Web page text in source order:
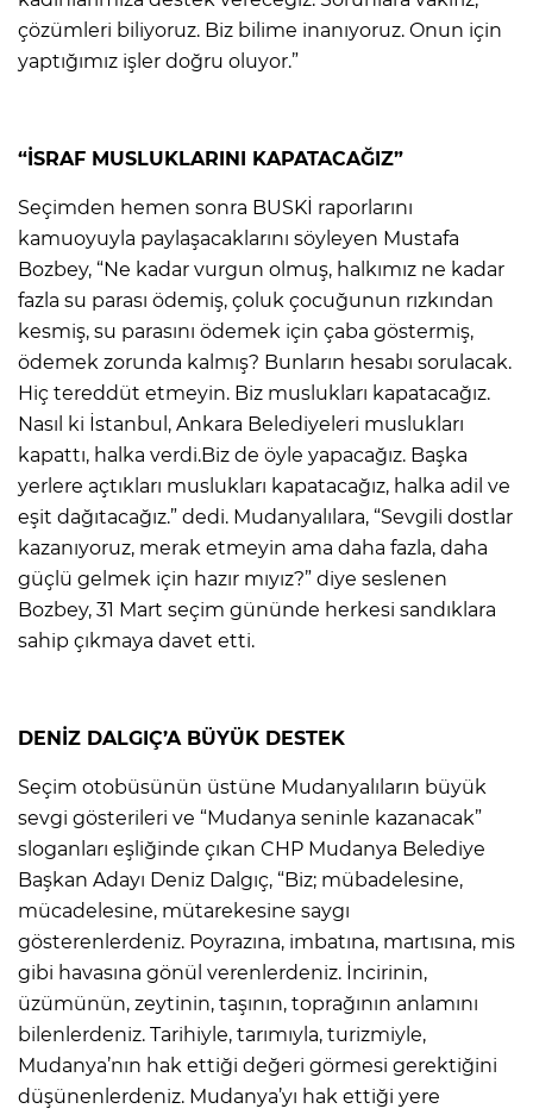
çözümleri biliyoruz. Biz bilime inanıyoruz. Onun için
yaptığımız işler doğru oluyor.”
“İSRAF MUSLUKLARINI KAPATACAĞIZ”
Seçimden hemen sonra BUSKİ raporlarını
kamuoyuyla paylaşacaklarını söyleyen Mustafa
Bozbey, “Ne kadar vurgun olmuş, halkımız ne kadar
fazla su parası ödemiş, çoluk çocuğunun rızkından
kesmiş, su parasını ödemek için çaba göstermiş,
ödemek zorunda kalmış? Bunların hesabı sorulacak.
Hiç tereddüt etmeyin. Biz muslukları kapatacağız.
Nasıl ki İstanbul, Ankara Belediyeleri muslukları
kapattı, halka verdi.Biz de öyle yapacağız. Başka
yerlere açtıkları muslukları kapatacağız, halka adil ve
eşit dağıtacağız.” dedi. Mudanyalılara, “Sevgili dostlar
kazanıyoruz, merak etmeyin ama daha fazla, daha
güçlü gelmek için hazır mıyız?” diye seslenen
Bozbey, 31 Mart seçim gününde herkesi sandıklara
sahip çıkmaya davet etti.
DENİZ DALGIÇ’A BÜYÜK DESTEK
Seçim otobüsünün üstüne Mudanyalıların büyük
sevgi gösterileri ve “Mudanya seninle kazanacak”
sloganları eşliğinde çıkan CHP Mudanya Belediye
Başkan Adayı Deniz Dalgıç, “Biz; mübadelesine,
mücadelesine, mütarekesine saygı
gösterenlerdeniz. Poyrazına, imbatına, martısına, mis
gibi havasına gönül verenlerdeniz. İncirinin,
üzümünün, zeytinin, taşının, toprağının anlamını
bilenlerdeniz. Tarihiyle, tarımıyla, turizmiyle,
Mudanya’nın hak ettiği değeri görmesi gerektiğini
düşünenlerdeniz. Mudanya’yı hak ettiği yere